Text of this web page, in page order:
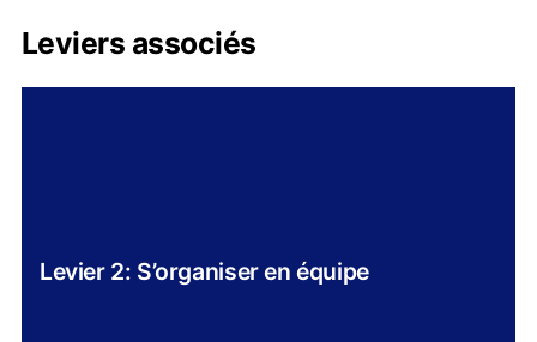
Leviers associés
Levier 2: S’organiser en équipe